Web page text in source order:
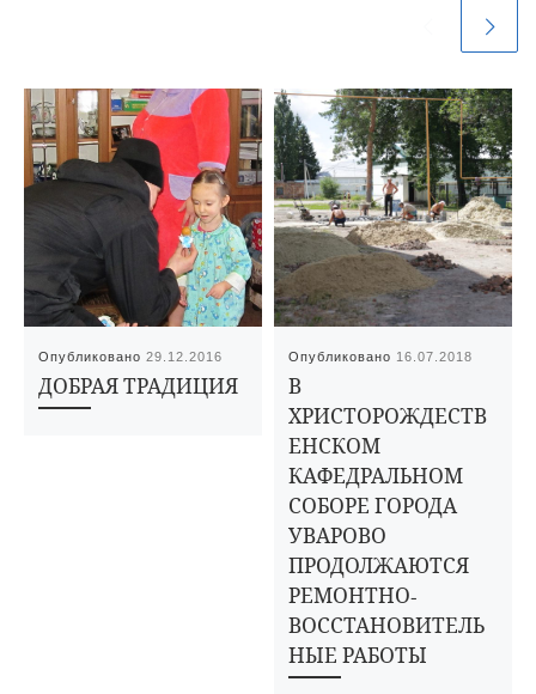
Опубликовано29.12.2016
ДОБРАЯ ТРАДИЦИЯ
Опубликовано 16.07.2018
В
ХРИСТОРОЖДЕСТВ
ЕНСКОМ
КАФЕДРАЛЬНОМ
СОБОРЕ ГОРОДА
УВАРОВО
ПРОДОЛЖАЮТСЯ
РЕМОНТНО-
ВОССТАНОВИТЕЛЬ
НЫЕ РАБОТЫ